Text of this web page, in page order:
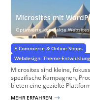
Microsites mit
Optimierte kompakte Websites
E-Commerce & Online-Shops
Webdesign: Theme-
Microsites sind kleine,
spezifische Kampagnen,
bieten eine gezielte
MEHR ERFAHREN $